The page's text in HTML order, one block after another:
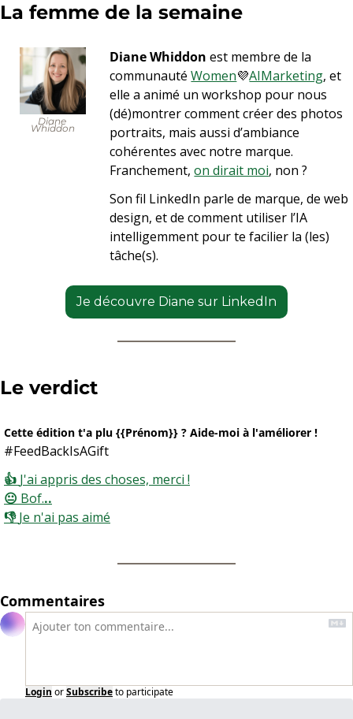
La femme de la semaine
Diane
Whiddon
Diane Whiddon est membre de la
communauté Women💜AIMarketing, et
elle a animé un workshop pour nous
(dé)montrer comment créer des photos
portraits, mais aussi d’ambiance
cohérentes avec notre marque.
Franchement, on dirait moi, non ?
Son fil LinkedIn parle de marque, de web
design, et de comment utiliser l’IA
intelligemment pour te facilier la (les)
tâche(s).
Je découvre Diane sur LinkedIn
Le verdict
Cette édition t'a plu {{Prénom}} ? Aide-moi à l'améliorer !
#FeedBackIsAGift
👍 J'ai appris des choses, merci !
😐 Bof...
👎 Je n'ai pas aimé
Commentaires
Login orSubscribeto participate